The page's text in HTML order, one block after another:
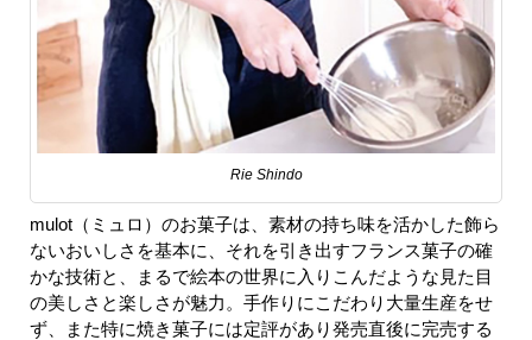
Rie Shindo
mulot（ミュロ）のお菓子は、素材の持ち味を活かした飾ら
ないおいしさを基本に、それを引き出すフランス菓子の確
かな技術と、まるで絵本の世界に入りこんだような見た目
の美しさと楽しさが魅力。手作りにこだわり大量生産をせ
ず、また特に焼き菓子には定評があり発売直後に完売する